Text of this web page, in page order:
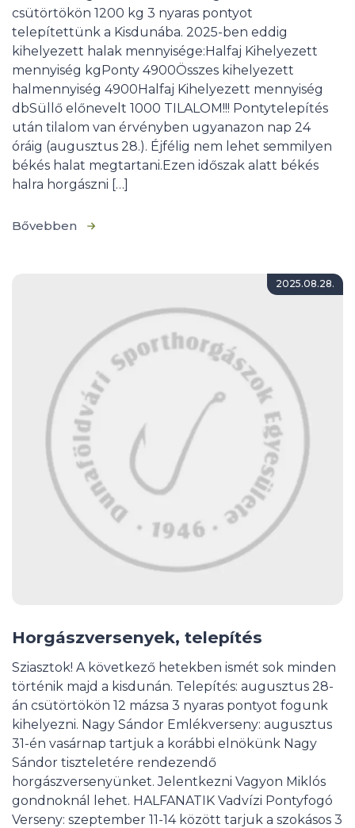
csütörtökön 1200 kg 3 nyaras pontyot
telepítettünk a Kisdunába. 2025-ben eddig
kihelyezett halak mennyisége:Halfaj Kihelyezett
mennyiség kgPonty 4900Összes kihelyezett
halmennyiség 4900Halfaj Kihelyezett mennyiség
dbSüllő előnevelt 1000 TILALOM!!! Pontytelepítés
után tilalom van érvényben ugyanazon nap 24
óráig (augusztus 28.). Éjfélig nem lehet semmilyen
békés halat megtartani.Ezen időszak alatt békés
halra horgászni […]
Bővebben
2025.08.28.
Horgászversenyek, telepítés
Sziasztok! A következő hetekben ismét sok minden
történik majd a kisdunán. Telepítés: augusztus 28-
án csütörtökön 12 mázsa 3 nyaras pontyot fogunk
kihelyezni. Nagy Sándor Emlékverseny: augusztus
31-én vasárnap tartjuk a korábbi elnökünk Nagy
Sándor tiszteletére rendezendő
horgászversenyünket. Jelentkezni Vagyon Miklós
gondnoknál lehet. HALFANATIK Vadvízi Pontyfogó
Verseny: szeptember 11-14 között tarjuk a szokásos 3